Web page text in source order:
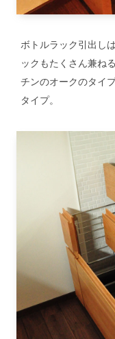
ボトルラック引出し
ックもたくさん兼ね
チンのオークのタイ
タイプ。